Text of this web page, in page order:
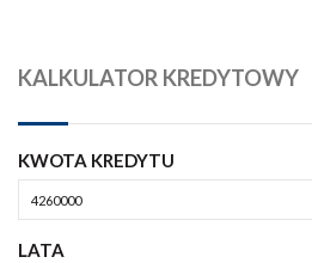
KALKULATOR KREDYTOWY
KWOTA KREDYTU
LATA